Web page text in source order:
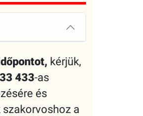
kérjük,
433-as
és
a